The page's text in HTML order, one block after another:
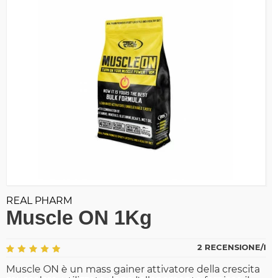
REAL PHARM
Muscle ON 1Kg
2 RECENSIONE/I
Muscle ON è un mass gainer attivatore della crescita